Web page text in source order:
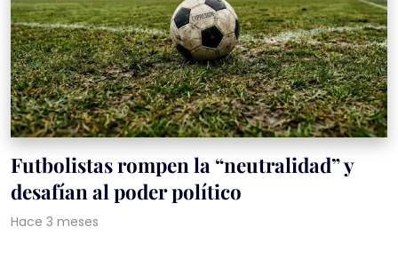
Futbolistas rompen la “neutralidad” y
desafían al poder político
Hace 3 meses